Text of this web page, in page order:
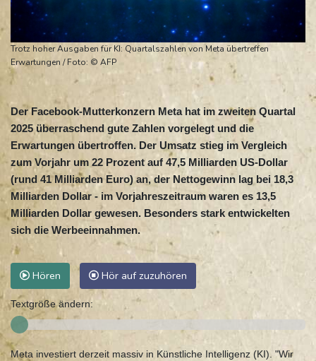
Trotz hoher Ausgaben für KI: Quartalszahlen von Meta übertreffen
Erwartungen / Foto: © AFP
Der Facebook-Mutterkonzern Meta hat im zweiten Quartal
2025 überraschend gute Zahlen vorgelegt und die
Erwartungen übertroffen. Der Umsatz stieg im Vergleich
zum Vorjahr um 22 Prozent auf 47,5 Milliarden US-Dollar
(rund 41 Milliarden Euro) an, der Nettogewinn lag bei 18,3
Milliarden Dollar - im Vorjahreszeitraum waren es 13,5
Milliarden Dollar gewesen. Besonders stark entwickelten
sich die Werbeeinnahmen.
Hören Hör auf zuzuhören
Textgröße ändern:
Meta investiert derzeit massiv in Künstliche Intelligenz (KI). "Wir